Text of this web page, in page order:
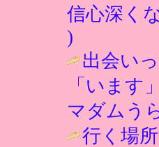
信心深く
)
出会い
「います
マダムう
行く場